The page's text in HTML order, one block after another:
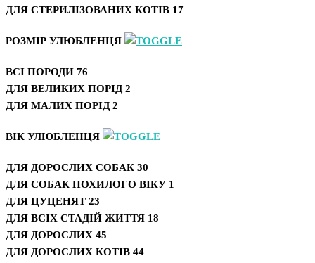
ДЛЯ СТЕРИЛІЗОВАНИХ КОТІВ 17
РОЗМІР УЛЮБЛЕНЦЯ
ВСІ ПОРОДИ 76
ДЛЯ ВЕЛИКИХ ПОРІД 2
ДЛЯ МАЛИХ ПОРІД 2
ВІК УЛЮБЛЕНЦЯ
ДЛЯ ДОРОСЛИХ СОБАК 30
ДЛЯ СОБАК ПОХИЛОГО ВІКУ 1
ДЛЯ ЦУЦЕНЯТ 23
ДЛЯ ВСІХ СТАДІЙ ЖИТТЯ 18
ДЛЯ ДОРОСЛИХ 45
ДЛЯ ДОРОСЛИХ КОТІВ 44